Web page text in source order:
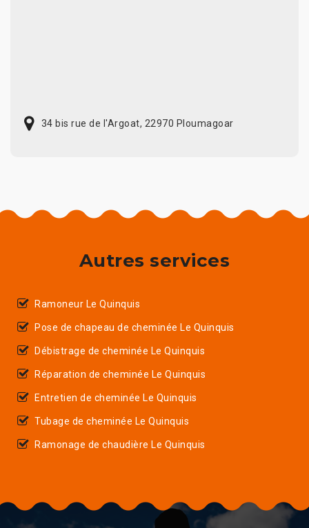
34 bis rue de l'Argoat, 22970 Ploumagoar
Autres services
Ramoneur Le Quinquis
Pose de chapeau de cheminée Le Quinquis
Débistrage de cheminée Le Quinquis
Réparation de cheminée Le Quinquis
Entretien de cheminée Le Quinquis
Tubage de cheminée Le Quinquis
Ramonage de chaudière Le Quinquis